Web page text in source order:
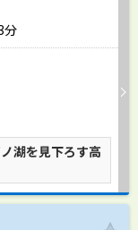
分
湖を見下ろす高